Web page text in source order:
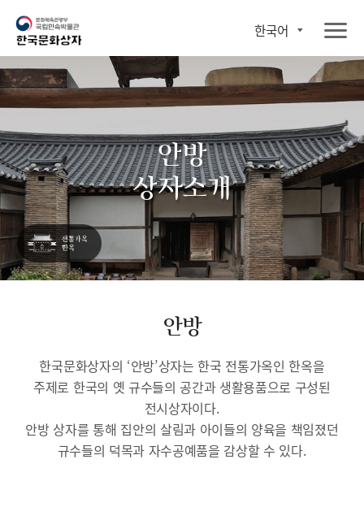
한국어
안방
상자소개
안방
한국문화상자의 ‘안방’상자는 한국 전통가옥인 한옥을
주제로 한국의 옛 규수들의 공간과 생활용품으로 구성된
전시상자이다.
안방 상자를 통해 집안의 살림과 아이들의 양육을 책임졌던
규수들의 덕목과 자수공예품을 감상할 수 있다.